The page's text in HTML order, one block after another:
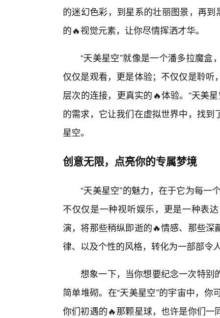
的迷幻色彩，到星系的壮丽图景，再
的🔥视觉元素，让你尽情挥洒才华。
“天美星空”就像是一个潘多拉魔
仅仅是观看，更是体验；不仅仅是聆
层次的连接，更真实的🔥体验。“天美
的需求，它让我们在虚拟世界中，找
星空。
创意无限，点亮你的专属梦境
“天美星空”的魅力，在于它为每一
不仅仅是一种视听娱乐，更是一种表
演，将那些稍纵即逝的🔥情感、那些
律、以及个性的风格，转化为一部部令
想象一下，当你想要纪念一次特别
简单堆砌。在“天美星空”的宇宙中，
你们初遇的🔥那颗星球，也许是你们